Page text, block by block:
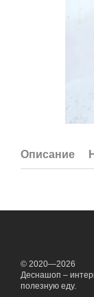
Описание
© 2020—2026
Деснашоп –
полезную еду.